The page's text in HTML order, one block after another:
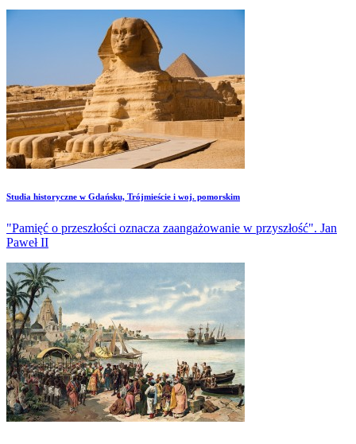
Studia historyczne w Gdańsku, Trójmieście i woj. pomorskim
"Pamięć o przeszłości oznacza zaangażowanie w przyszłość". Jan
Paweł II